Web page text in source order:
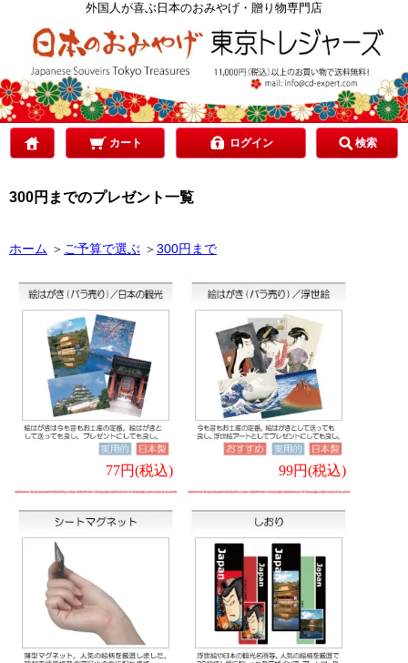
外国人が喜ぶ日本のおみやげ・贈り物専門店
カート ログイン 検索
300円までのプレゼント一覧
ホーム ＞ ご予算で選ぶ ＞300円まで
77円(税込) 99円(税込)
ご予算で選ぶ
贈り先で選ぶ